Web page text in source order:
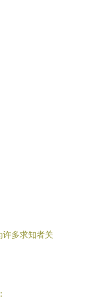
许多求知者关